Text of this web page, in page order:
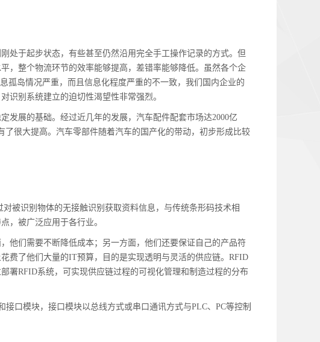
处于起步状态，有些甚至仍然沿用完全手工操作记录的方式。但
，整个物流环节的效率能够提高，差错率能够降低。虽然各个企
孤岛情况严重，而且信息化程度严重的不一致，我们国内企业的
识别系统建立的迫切性渴望性非常强烈。
发展的基础。经过近几年的发展，汽车配件配套市场达2000亿
很大提高。汽车零部件随着汽车的国产化的带动，初步形成比较
被识别物体的无接触识别获取资料信息，与传统条形码技术相
，被广泛应用于各行业。
他们需要不断降低成本；另一方面，他们还要保证自己的产品符
费了他们大量的IT预算，目的是实现透明与灵活的供应链。RFID
署RFID系统，可实现供应链过程的可视化管理和制造过程的分布
口模块，接口模块以总线方式或串口通讯方式与PLC、PC等控制